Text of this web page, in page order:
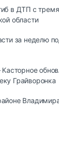
в ДТП с
области
за неделю
Касторное
Грайворонка